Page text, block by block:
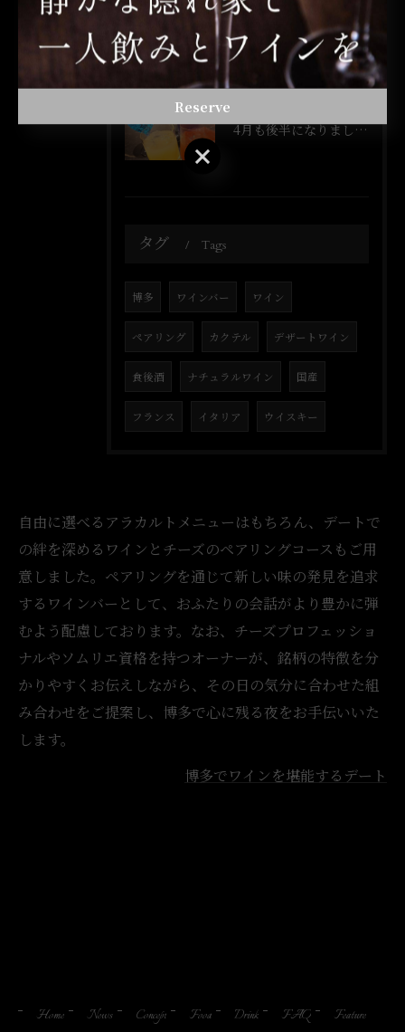
2026/04/28
Burckel Jung Sylvaner
4月も後半になりましたね!
タグ Tags
博多 ワインバー ワイン
ペアリング カクテル デザートワイン
食後酒 ナチュラルワイン 国産
フランス イタリア ウイスキー
自由に選べるアラカルトメニューはもちろん、デートで
の絆を深めるワインとチーズのペアリングコースもご用
意しました。ペアリングを通じて新しい味の発見を追求
するワインバーとして、おふたりの会話がより豊かに弾
むよう配慮しております。なお、チーズプロフェッショ
ナルやソムリエ資格を持つオーナーが、銘柄の特徴を分
かりやすくお伝えしながら、その日の気分に合わせた組
み合わせをご提案し、博多で心に残る夜をお手伝いいた
します。
博多でワインを堪能するデート
Home News Concept Food Drink FAQ Feature
Reserve
Reserve